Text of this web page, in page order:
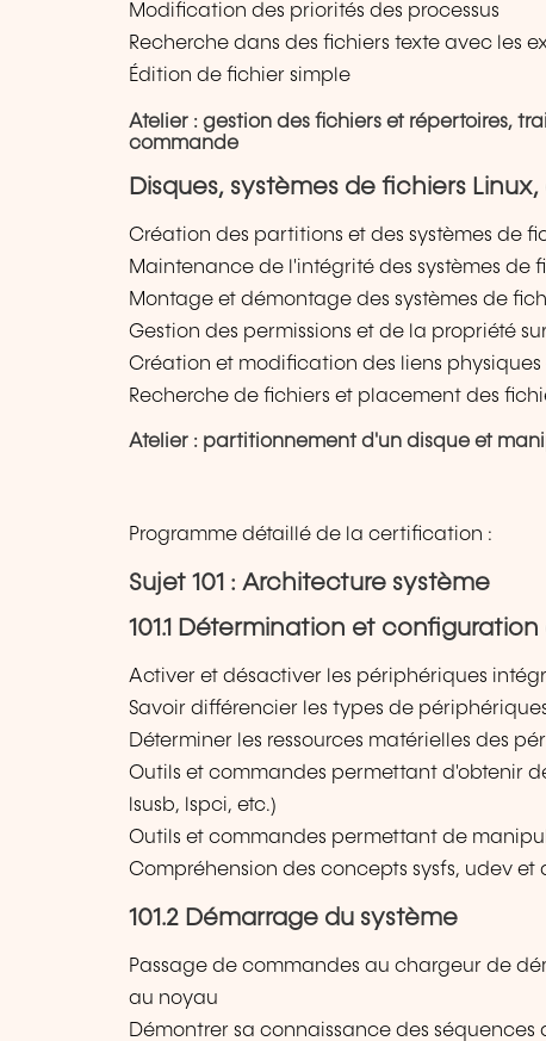
Modification des priorités des processus
Recherche dans des fichiers texte avec les
Édition de fichier simple
Atelier : gestion des fichiers et répertoires,
commande
Disques, systèmes de fichiers
Création des partitions et des systèmes de
Maintenance de l'intégrité des systèmes de
Montage et démontage des systèmes de
Gestion des permissions et de la propriété
Création et modification des liens physiques
Recherche de fichiers et placement des
Atelier : partitionnement d'un disque et
Programme détaillé de la certification :
Sujet 101 : Architecture système
101.1 Détermination et
Activer et désactiver les périphériques
Savoir différencier les types de
Déterminer les ressources matérielles des
Outils et commandes permettant d'obtenir
lsusb, lspci, etc.)
Outils et commandes permettant de
Compréhension des concepts sysfs, udev et
101.2 Démarrage du système
Passage de commandes au chargeur de
au noyau
Démontrer sa connaissance des séquences